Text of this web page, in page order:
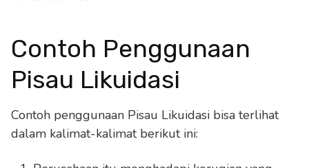
Contoh Penggunaan
Pisau Likuidasi
Contoh penggunaan Pisau Likuidasi bisa terlihat
dalam kalimat-kalimat berikut ini: